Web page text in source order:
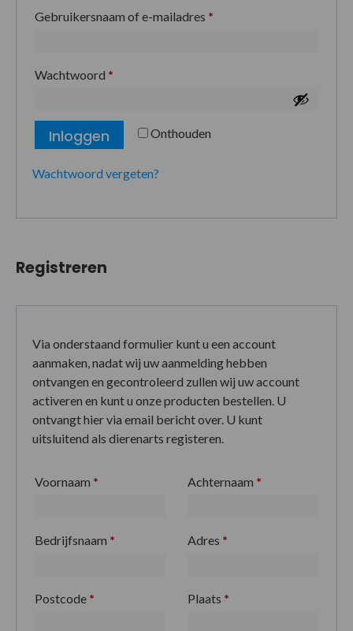
Gebruikersnaam of e-mailadres *
Wachtwoord *
Onthouden
Inloggen
Wachtwoord vergeten?
Registreren
Via onderstaand formulier kunt u een account
aanmaken, nadat wij uw aanmelding hebben
ontvangen en gecontroleerd zullen wij uw account
activeren en kunt u onze producten bestellen. U
ontvangt hier via email bericht over. U kunt
uitsluitend als dierenarts registeren.
Voornaam * Achternaam *
Bedrijfsnaam * Adres *
Postcode * Plaats *